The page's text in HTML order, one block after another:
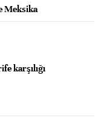
Meksika
karşılığı